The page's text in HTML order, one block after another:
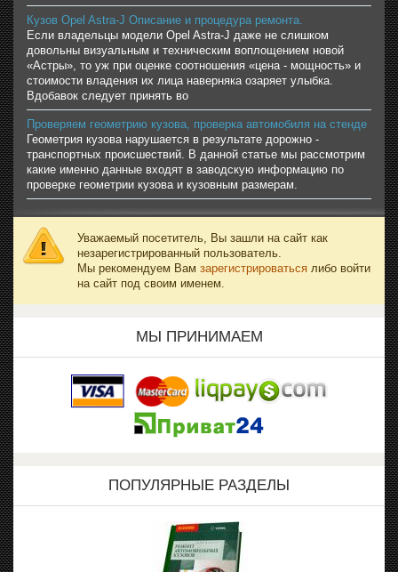
Кузов Opel Astra-J Описание и процедура ремонта.
Если владельцы модели Opel Astra-J даже не слишком
довольны визуальным и техническим воплощением новой
«Астры», то уж при оценке соотношения «цена - мощность» и
стоимости владения их лица наверняка озаряет улыбка.
Вдобавок следует принять во
Проверяем геометрию кузова, проверка автомобиля на стенде
Геометрия кузова нарушается в результате дорожно -
транспортных происшествий. В данной статье мы рассмотрим
какие именно данные входят в заводскую информацию по
проверке геометрии кузова и кузовным размерам.
Уважаемый посетитель, Вы зашли на сайт как
незарегистрированный пользователь.
Мы рекомендуем Вам зарегистрироваться либо войти
на сайт под своим именем.
МЫ ПРИНИМАЕМ
ПОПУЛЯРНЫЕ РАЗДЕЛЫ